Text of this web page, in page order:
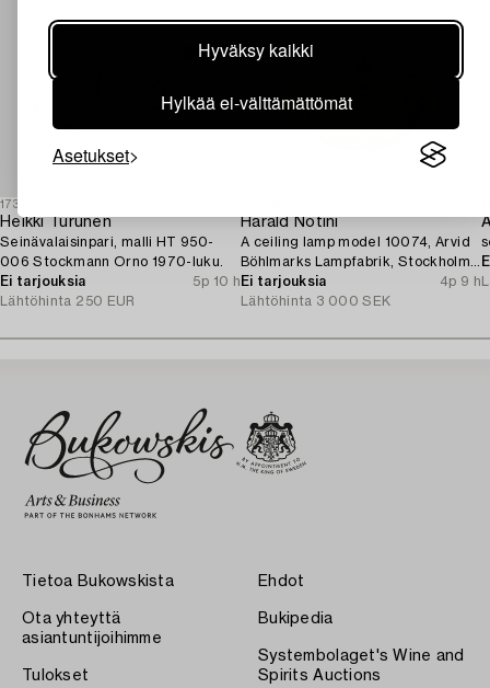
Hyväksy kaikki
Hylkää ei-välttämättömät
Asetukset
1732152
Heikki Turunen
Seinävalaisinpari, malli HT 950-
006 Stockmann Orno 1970-luku.
Ei tarjouksia
5p 10 h
Lähtöhinta 250 EUR
Harald Notini
A ceiling lamp model 10074, Arvid
Böhlmarks Lampfabrik, Stockholm,
1920s.
Ei tarjouksia
4p 9 h
Lähtöhinta 3 000 SEK
Tietoa Bukowskista
Ota yhteyttä
asiantuntijoihimme
Tulokset
Ehdot
Bukipedia
Systembolaget's Wine and
Spirits Auctions